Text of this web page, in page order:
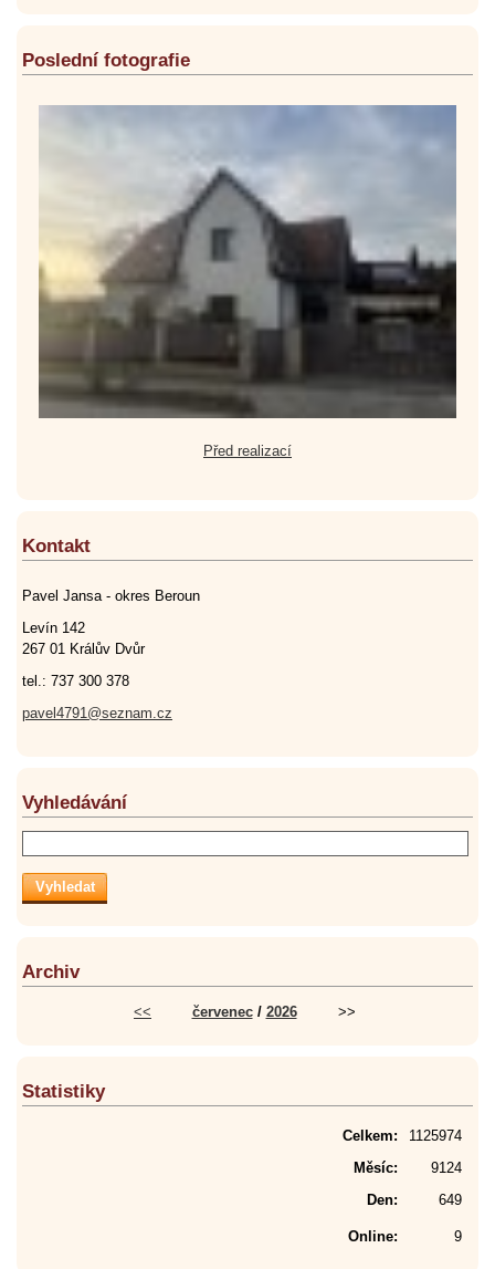
Poslední fotografie
Před realizací
Kontakt
Pavel Jansa - okres Beroun
Levín 142
267 01 Králův Dvůr
tel.: 737 300 378
pavel4791@seznam.cz
Vyhledávání
Archiv
<< červenec/ 2026 >>
Statistiky
Online: 9
Celkem:
1125974
Měsíc:
9124
Den:
649